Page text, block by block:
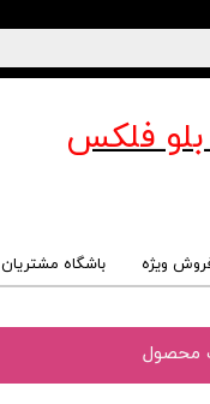
ویژه باشگاه مشتریان
بلو فلکس
محصول